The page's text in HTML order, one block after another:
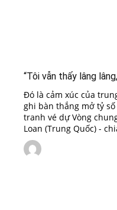
“Tôi vẫn thấy lâng
Đó là cảm xúc của
ghi bàn thắng mở tỷ
tranh vé dự Vòng
Loan (Trung Quốc) -